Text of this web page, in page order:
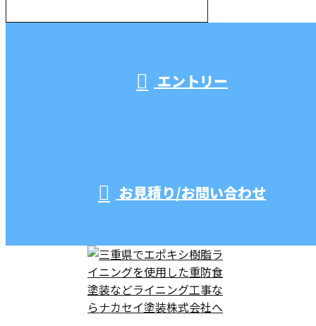
エントリー
お見積り/お問い合わせ